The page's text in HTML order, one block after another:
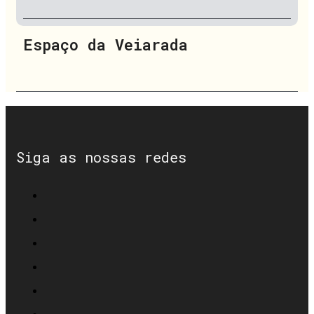
Espaço da Veiarada
Siga as nossas redes